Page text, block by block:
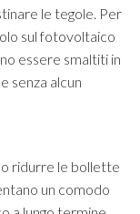
le tegole. Per
sulfotovoltaico
essere smaltiti in
e senza alcun
ridurre le bollette
un comodo